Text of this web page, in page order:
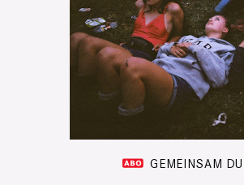
GEMEINSAM